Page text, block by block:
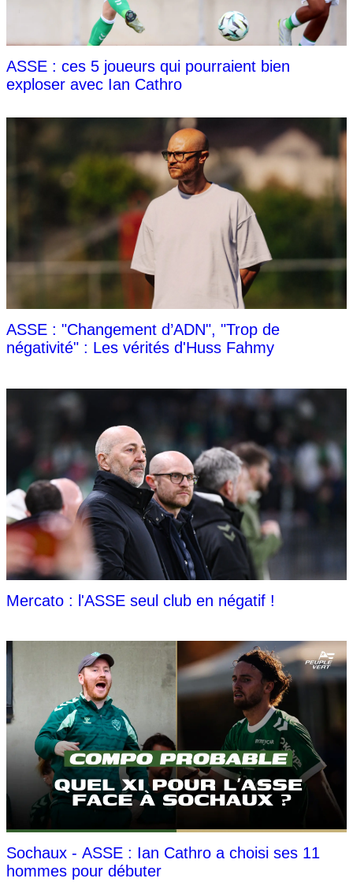
ASSE : ces 5 joueurs qui pourraient bien
exploser avec Ian Cathro
ASSE : "Changement d’ADN", "Trop de
négativité" : Les vérités d'Huss Fahmy
Mercato : l'ASSE seul club en négatif !
Sochaux - ASSE : Ian Cathro a choisi ses 11
hommes pour débuter